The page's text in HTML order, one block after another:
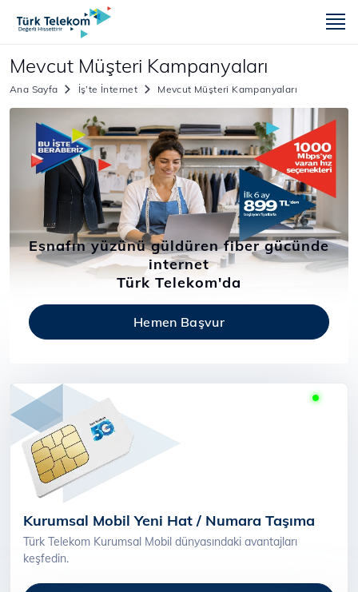
Mevcut Müşteri Kampanyaları
Ana Sayfa İş’te İnternet Mevcut Müşteri Kampanyaları
Esnafın yüzünü güldüren fiber gücünde
internet
Türk Telekom'da
Hemen Başvur
Kurumsal Mobil Yeni Hat / Numara Taşıma
Türk Telekom Kurumsal Mobil dünyasındaki avantajları
keşfedin.